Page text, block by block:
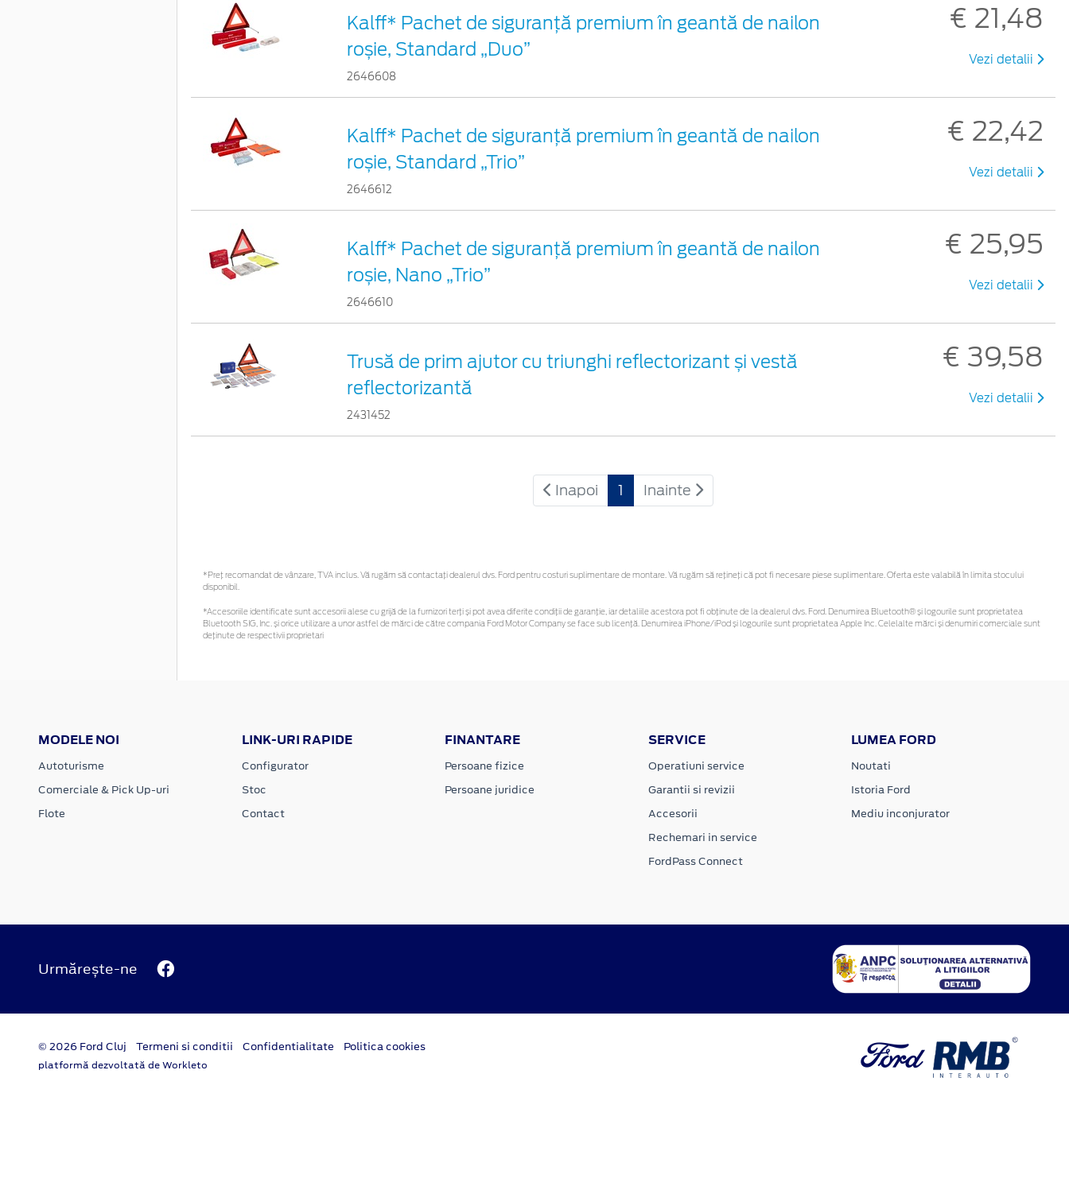
Kalff* Pachet de siguranţă premium în geantă de nailon
roșie, Standard „Duo”
2646608
€ 21,48
Vezi detalii
Kalff* Pachet de siguranţă premium în geantă de nailon
roșie, Standard „Trio”
2646612
€ 22,42
Vezi detalii
Kalff* Pachet de siguranţă premium în geantă de nailon
roșie, Nano „Trio”
2646610
€ 25,95
Vezi detalii
Trusă de prim ajutor cu triunghi reflectorizant și vestă
reflectorizantă
2431452
€ 39,58
Vezi detalii
Inapoi 1 Inainte
*Preţ recomandat de vânzare, TVA inclus. Vă rugăm să contactaţi dealerul dvs. Ford pentru costuri suplimentare de montare. Vă rugăm să rețineți că pot fi necesare piese suplimentare. Oferta este valabilă în limita stocului
disponibil.
*Accesoriile identificate sunt accesorii alese cu grijă de la furnizori terți și pot avea diferite condiții de garanție, iar detaliile acestora pot fi obținute de la dealerul dvs. Ford. Denumirea Bluetooth® și logourile sunt proprietatea
Bluetooth SIG, Inc. și orice utilizare a unor astfel de mărci de către compania Ford Motor Company se face sub licență. Denumirea iPhone/iPod și logourile sunt proprietatea Apple Inc. Celelalte mărci și denumiri comerciale sunt
deținute de respectivii proprietari
MODELE NOI
Autoturisme
Comerciale & Pick Up-uri
Flote
LINK-URI RAPIDE
Configurator
Stoc
Contact
FINANTARE
Persoane fizice
Persoane juridice
SERVICE
Operatiuni service
Garantii si revizii
Accesorii
Rechemari in service
FordPass Connect
LUMEA FORD
Noutati
Istoria Ford
Mediu inconjurator
Urmărește-ne
© 2026 Ford Cluj Termeni si conditii Confidentialitate Politica cookies
platformă dezvoltată de Workleto